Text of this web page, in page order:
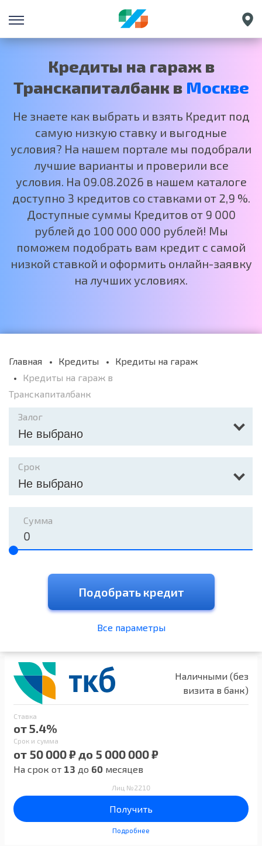
Санкт-Петербург
Краснодар
Нижний Новгород
Кредиты на гараж в
Транскапиталбанк в Москве
Не знаете как выбрать и взять Кредит под
самую низкую ставку и выгодные
условия? На нашем портале мы подобрали
лучшие варианты и проверили все
условия. На 09.08.2026 в нашем каталоге
доступно 3 кредитов со ставками от 2,9 %.
Доступные суммы Кредитов от 9 000
рублей до 100 000 000 рублей! Мы
поможем подобрать вам кредит с самой
низкой ставкой и оформить онлайн-заявку
на лучших условиях.
Главная Кредиты
Кредиты на гараж
Кредиты на гараж в
Транскапиталбанк
Залог
Не выбрано
Срок
Не выбрано
Сумма
Подобрать кредит
Все параметры
Наличными (без
визита в банк)
Ставка
от 5.4%
Срок и сумма
от 50 000 ₽ до 5 000 000 ₽
На срок от 13 до 60 месяцев
Лиц №2210
Получить
Подробнее